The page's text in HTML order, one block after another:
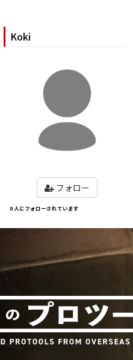
Koki
フォロー
0 人にフォローされています